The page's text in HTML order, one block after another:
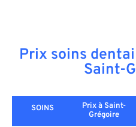
Prix soins
Saint-
SOINS
Prix à Saint-
Grégoire